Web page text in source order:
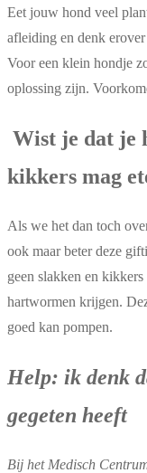
Eet jouw hond veel
afleiding en denk
Voor een klein hondje
oplossing zijn.
Wist je dat je
kikkers mag
Als we het dan toch
ook maar beter deze
geen slakken en
hartwormen krijgen.
goed kan pompen.
Help: ik denk
gegeten heeft
Bij het Medisch